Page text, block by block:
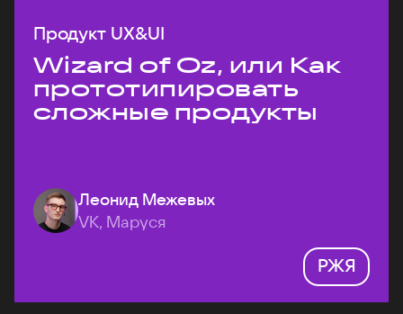
Продукт UX&UI
Wizard of Oz, или Как
прототипировать
сложные продукты
Леонид Межевых
VK, Маруся
РЖЯ